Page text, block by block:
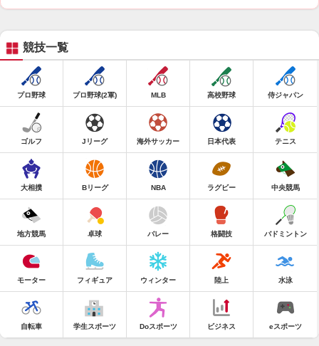
競技一覧
プロ野球 プロ野球(2軍) MLB 高校野球 侍ジャパン
ゴルフ Jリーグ 海外サッカー 日本代表 テニス
大相撲 Bリーグ NBA ラグビー 中央競馬
地方競馬 卓球 バレー 格闘技 バドミントン
モーター フィギュア ウィンター 陸上 水泳
自転車 学生スポーツ Doスポーツ ビジネス eスポーツ